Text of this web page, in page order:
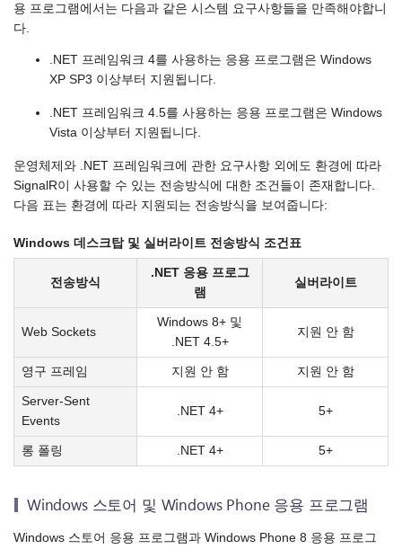
용 프로그램에서는 다음과 같은 시스템 요구사항들을 만족해야합니
다.
.NET 프레임워크 4를 사용하는 응용 프로그램은 Windows
XP SP3 이상부터 지원됩니다.
.NET 프레임워크 4.5를 사용하는 응용 프로그램은 Windows
Vista 이상부터 지원됩니다.
운영체제와 .NET 프레임워크에 관한 요구사항 외에도 환경에 따라
SignalR이 사용할 수 있는 전송방식에 대한 조건들이 존재합니다.
다음 표는 환경에 따라 지원되는 전송방식을 보여줍니다:
Windows 데스크탑 및 실버라이트 전송방식 조건표
전송방식
.NET 응용 프로그
램
실버라이트
Web Sockets
Windows 8+ 및
.NET 4.5+
지원 안 함
영구 프레임 지원 안 함 지원 안 함
Server-Sent
Events
.NET 4+ 5+
롱 폴링 .NET 4+ 5+
Windows 스토어 및 Windows Phone 응용 프로그램
Windows 스토어 응용 프로그램과 Windows Phone 8 응용 프로그